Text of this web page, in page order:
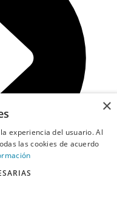
×
experiencia del usuario. Al
las cookies de acuerdo